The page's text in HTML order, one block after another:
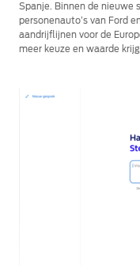
Spanje. Binnen de nieuwe
personenauto’s van Ford
aandrijflijnen voor de
meer keuze en waarde